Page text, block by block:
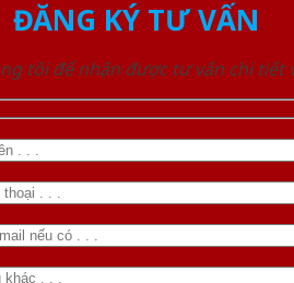
ĐĂNG KÝ TƯ VẤN
tôi để nhận được tư vấn chi tiết